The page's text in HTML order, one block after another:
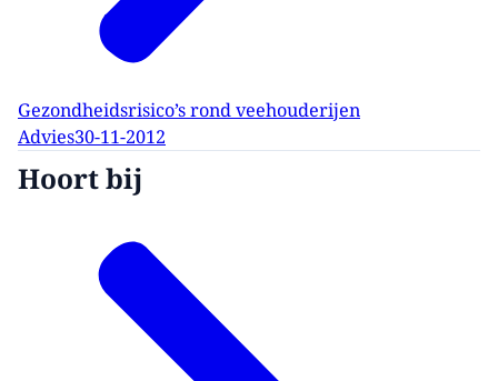
Gezondheidsrisico’s rond veehouderijen
Advies30-11-2012
Hoort bij